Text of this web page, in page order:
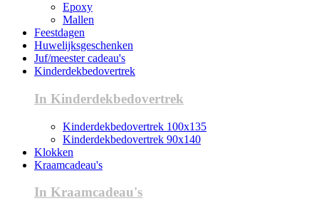
Epoxy
Mallen
Feestdagen
Huwelijksgeschenken
Juf/meester cadeau's
Kinderdekbedovertrek
In Kinderdekbedovertrek
Kinderdekbedovertrek 100x135
Kinderdekbedovertrek 90x140
Klokken
Kraamcadeau's
In Kraamcadeau's